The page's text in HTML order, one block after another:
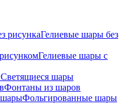
Гелиевые шары без
Гелиевые шары с
Светящиеся шары
Фонтаны из шаров
Фольгированные шары